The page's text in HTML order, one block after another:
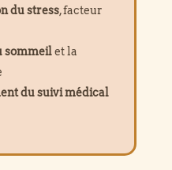
du stress, facteur
sommeilet la
du suivi médical